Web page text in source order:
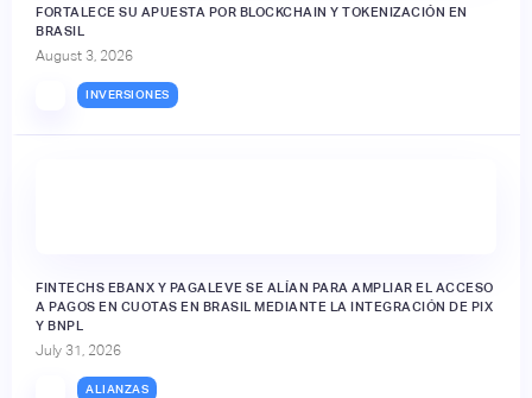
FORTALECE SU APUESTA POR BLOCKCHAIN Y TOKENIZACIÓN EN
BRASIL
August 3, 2026
INVERSIONES
FINTECHS EBANX Y PAGALEVE SE ALÍAN PARA AMPLIAR EL ACCESO
A PAGOS EN CUOTAS EN BRASIL MEDIANTE LA INTEGRACIÓN DE PIX
Y BNPL
July 31, 2026
ALIANZAS